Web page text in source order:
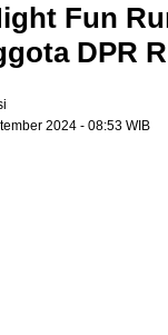
Fun
DPR
2024 - 08:53 WIB